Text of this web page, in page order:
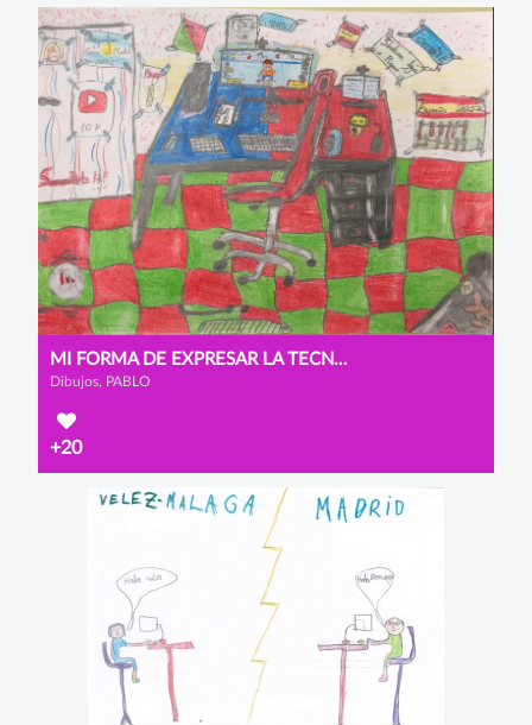
MI FORMA DE EXPRESAR LA TECNOLOGÍA
Dibujos, PABLO
+20